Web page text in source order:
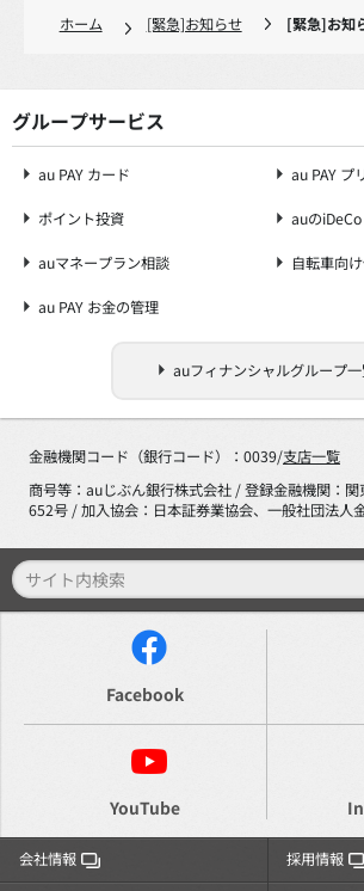
ホーム [緊急]お知らせ [緊急]お知
グループサービス
au PAY カード au PAY プ
ポイント投資 auのiDeCo
auマネープラン相談 自転車向
au PAY お金の管理
auフィナンシャルグループ
金融機関コード（銀行コード）：0039/支店一覧
商号等：auじぶん銀行株式会社 / 登録金融機関：関東財務局長（登金）第
652号 / 加入協会：日本証券業協会、一般社団法
Facebook
YouTube
会社情報 採用情報